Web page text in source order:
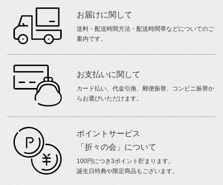
お届けに関して
送料・配送時間方法・配送時間帯などについてのご
案内です。
お支払いに関して
カード払い、代金引換、郵便振替、コンビニ振替か
らお選びいただけます。
ポイントサービス
「折々の会」について
100円につき3ポイント貯まります。
誕生日特典や限定商品もございます。